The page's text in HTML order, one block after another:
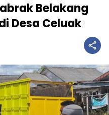
Belakang
Desa Celuak